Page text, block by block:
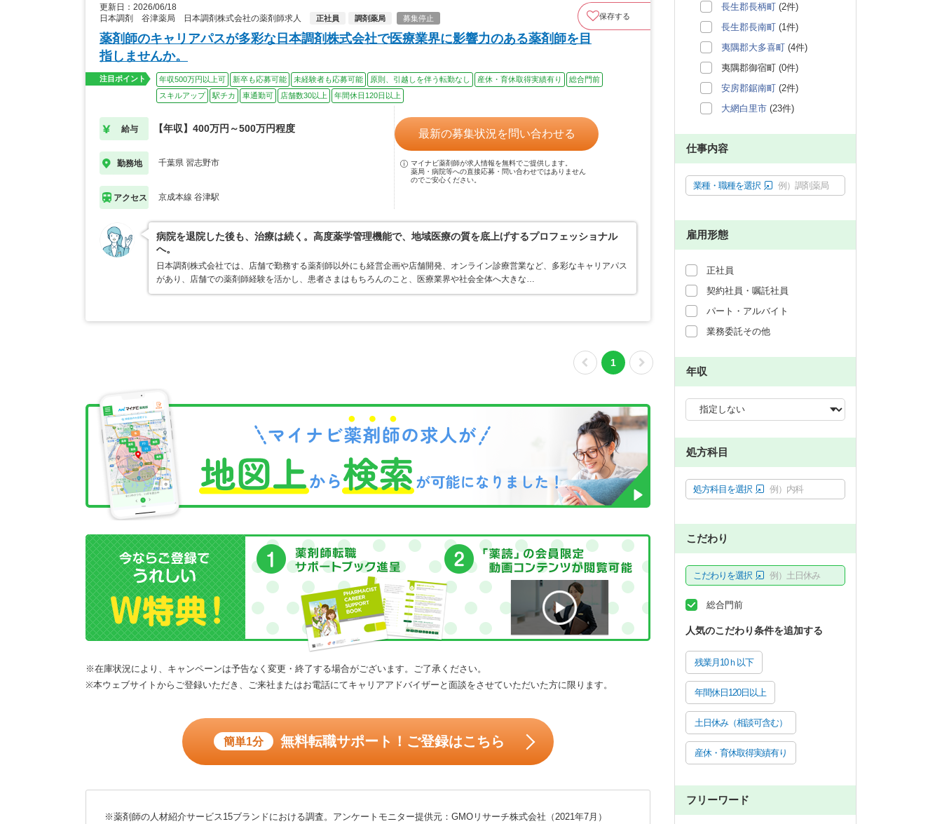
更新日：2026/06/18
日本調剤 谷津薬局 日本調剤株式会社の薬剤師求人
正社員 調剤薬局 募集停止 保存する
薬剤師のキャリアパスが多彩な日本調剤株式会社で医療業界に影響力のある薬剤師を目
指しませんか。
注目ポイント 年収500万円以上可 新卒も応募可能 未経験者も応募可能 原則、引越しを伴う転勤なし 産休・育休取得実績有り
総合門前
スキルアップ
駅チカ 車通勤可 店舗数30以上 年間休日120日以上
給与 【年収】400万円～500万円程度
勤務地 千葉県 習志野市
アクセス 京成本線 谷津駅
最新の募集状況を問い合わせる
マイナビ薬剤師が求人情報を無料でご提供します。
薬局・病院等への直接応募・問い合わせではありません
のでご安心ください。
病院を退院した後も、治療は続く。高度薬学管理機能で、地域医療の質を底上げするプロフェッショナル
へ。
日本調剤株式会社では、店舗で勤務する薬剤師以外にも経営企画や店舗開発、オンライン診療営業など、多彩なキャリアパス
があり、店舗での薬剤師経験を活かし、患者さまはもちろんのこと、医療業界や社会全体へ大きな…
1
※在庫状況により、キャンペーンは予告なく変更・終了する場合がございます。ご了承ください。
※本ウェブサイトからご登録いただき、ご来社またはお電話にてキャリアアドバイザーと面談をさせていただいた方に限ります。
簡単1分 無料転職サポート！ご登録はこちら
※薬剤師の人材紹介サービス15ブランドにおける調査。アンケートモニター提供元：GMOリサーチ株式会社（2021年7月）
長生郡長柄町 (2件)
長生郡長南町 (1件)
夷隅郡大多喜町 (4件)
夷隅郡御宿町 (0件)
安房郡鋸南町 (2件)
大網白里市 (23件)
仕事内容
業種・職種を選択 例）調剤薬局
雇用形態
正社員
契約社員・嘱託社員
パート・アルバイト
業務委託その他
年収
処方科目
処方科目を選択 例）内科
こだわり
こだわりを選択 例）土日休み
総合門前
人気のこだわり条件を追加する
残業月10ｈ以下
年間休日120日以上
土日休み（相談可含む）
産休・育休取得実績有り
フリーワード